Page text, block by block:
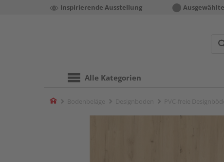
Inspirierende Ausstellung
Alle Kategorien
Home